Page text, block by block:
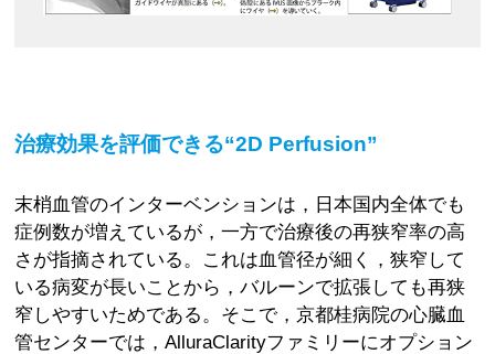
治療効果を評価できる“2D Perfusion”
末梢血管のインターベンションは，日本国内全体でも
症例数が増えているが，一方で治療後の再狭窄率の高
さが指摘されている。これは血管径が細く，狭窄して
いる病変が長いことから，バルーンで拡張しても再狭
窄しやすいためである。そこで，京都桂病院の心臓血
管センターでは，AlluraClarityファミリーにオプション